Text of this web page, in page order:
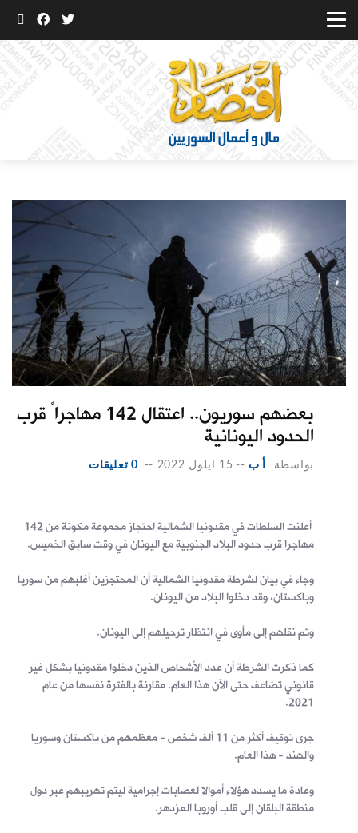
بعضهم سوريون.. اعتقال 142 مهاجراً قرب
الحدود اليونانية
بواسطة أ ب -- 15 ايلول 2022 -- 0 تعليقات
أعلنت السلطات في مقدونيا الشمالية احتجاز مجموعة مكونة من 142
مهاجرا قرب حدود البلاد الجنوبية مع اليونان في وقت سابق الخميس.
وجاء في بيان لشرطة مقدونيا الشمالية أن المحتجزين أغلبهم من سوريا
وباكستان، وقد دخلوا البلاد من اليونان.
وتم نقلهم إلى مأوى في انتظار ترحيلهم إلى اليونان.
كما ذكرت الشرطة أن عدد الأشخاص الذين دخلوا مقدونيا بشكل غير
قانوني تضاعف حتى الآن هذا العام، مقارنة بالفترة نفسها من عام
2021.
جرى توقيف أكثر من 11 ألف شخص - معظمهم من باكستان وسوريا
والهند - هذا العام.
وعادة ما يسدد هؤلاء أموالا لعصابات إجرامية ليتم تهريبهم عبر دول
منطقة البلقان إلى قلب أوروبا المزدهر.